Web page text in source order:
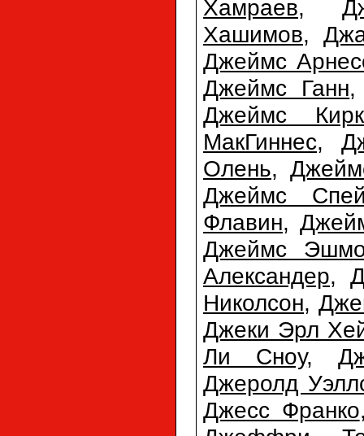
Хамраев,
Хашимов,
Джеймс
Джеймс Ганн
Джеймс
МакГиннес,
Олень,
Джеймс
Флавин,
Джеймс
Александер,
Николсон,
Джеки Эрл
Ли Сноу,
Джеролд
Джесс Франко